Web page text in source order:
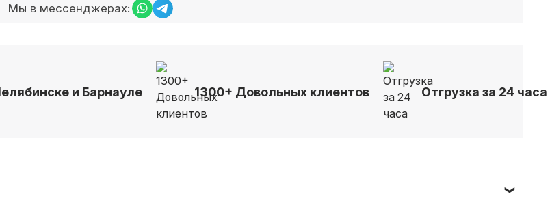
Мы в мессенджерах:
и Барнауле 1300+ Довольных клиентов Отгрузка за 24 часа